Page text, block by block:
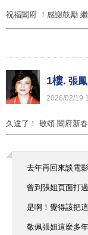
祝福闔府 ！感謝鼓勵
1樓. 張
2026/02/19
久違了！ 敬頌 闔府新
去年再回來談電
曾到張姐頁面打過
是啊！覺得該把
敬佩張姐這麼多